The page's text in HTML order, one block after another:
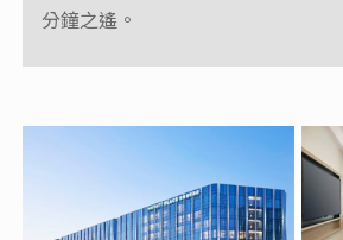
分鐘之遙。